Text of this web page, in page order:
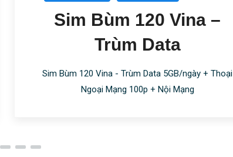
Sim Bùm 120 Vina –
Trùm Data
Sim Bùm 120 Vina - Trùm Data 5GB/ngày + Thoại
Ngoại Mạng 100p + Nội Mạng